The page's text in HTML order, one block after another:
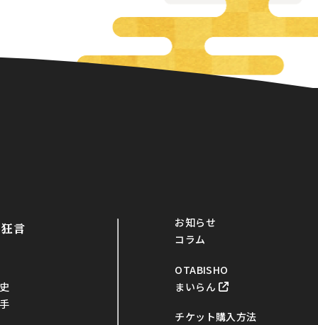
狂言
お知らせ
コラム
OTABISHO
まいらん
チケット購入方法